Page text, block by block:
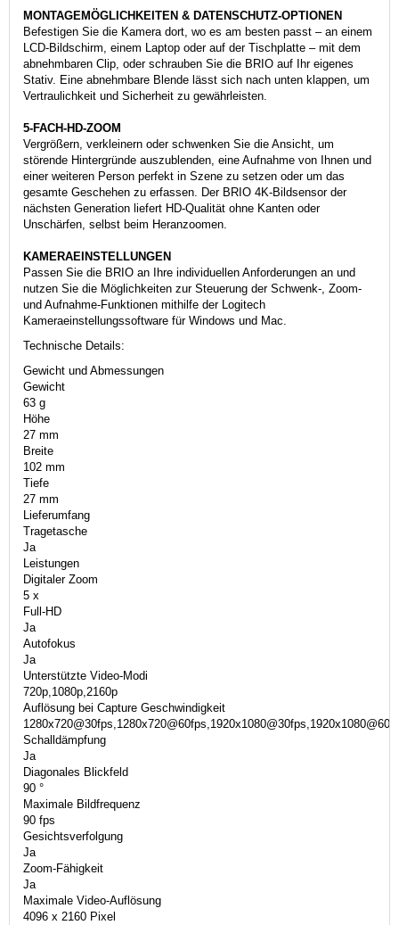
MONTAGEMÖGLICHKEITEN & DATENSCHUTZ-OPTIONEN
Befestigen Sie die Kamera dort, wo es am besten passt – an einem
LCD-Bildschirm, einem Laptop oder auf der Tischplatte – mit dem
abnehmbaren Clip, oder schrauben Sie die BRIO auf Ihr eigenes
Stativ. Eine abnehmbare Blende lässt sich nach unten klappen, um
Vertraulichkeit und Sicherheit zu gewährleisten.
5-FACH-HD-ZOOM
Vergrößern, verkleinern oder schwenken Sie die Ansicht, um
störende Hintergründe auszublenden, eine Aufnahme von Ihnen und
einer weiteren Person perfekt in Szene zu setzen oder um das
gesamte Geschehen zu erfassen. Der BRIO 4K-Bildsensor der
nächsten Generation liefert HD-Qualität ohne Kanten oder
Unschärfen, selbst beim Heranzoomen.
KAMERAEINSTELLUNGEN
Passen Sie die BRIO an Ihre individuellen Anforderungen an und
nutzen Sie die Möglichkeiten zur Steuerung der Schwenk-, Zoom-
und Aufnahme-Funktionen mithilfe der Logitech
Kameraeinstellungssoftware für Windows und Mac.
Technische Details:
Gewicht und Abmessungen
Gewicht
63 g
Höhe
27 mm
Breite
102 mm
Tiefe
27 mm
Lieferumfang
Tragetasche
Ja
Leistungen
Digitaler Zoom
5 x
Full-HD
Ja
Autofokus
Ja
Unterstützte Video-Modi
720p,1080p,2160p
Auflösung bei Capture Geschwindigkeit
Schalldämpfung
Ja
Diagonales Blickfeld
90 °
Maximale Bildfrequenz
90 fps
Gesichtsverfolgung
Ja
Zoom-Fähigkeit
Ja
Maximale Video-Auflösung
4096 x 2160 Pixel